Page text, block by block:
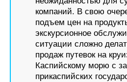
компаний. В свою
подъем цен на
экскурсионное
ситуации сложно
продаж путевок на
Каспийскому морю с
прикаспийских